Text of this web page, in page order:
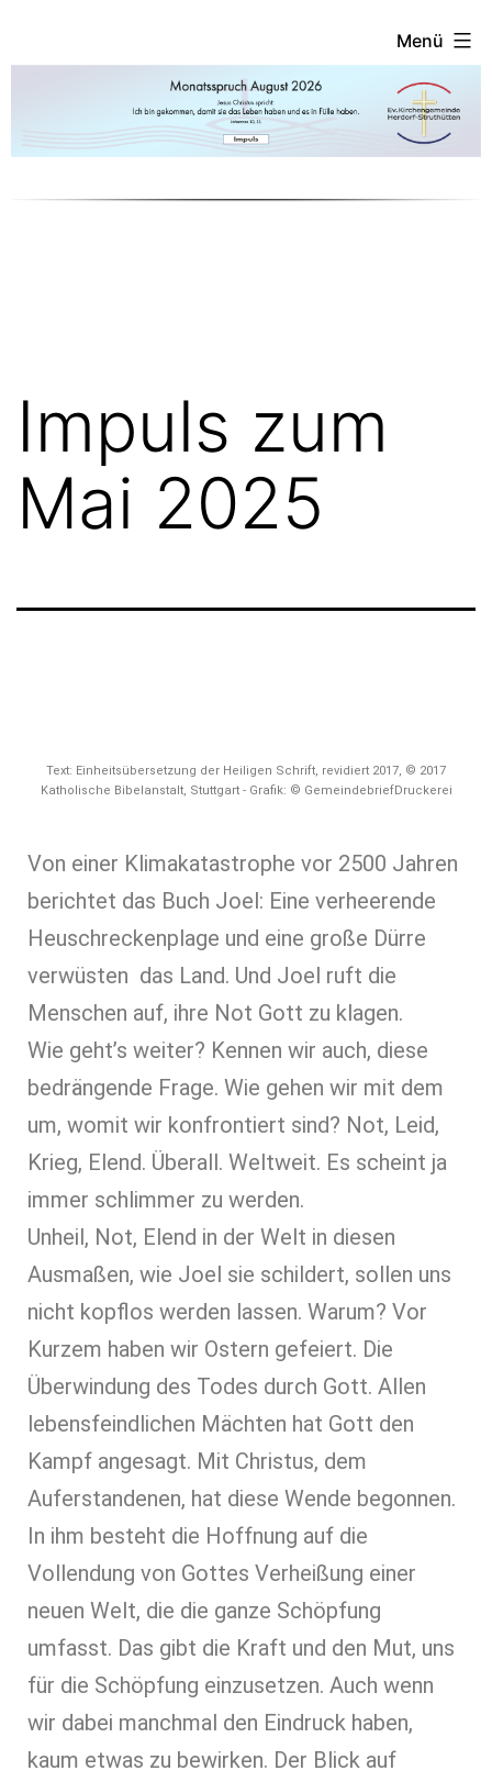
Menü
Impuls zum
Mai 2025
Text: Einheitsübersetzung der Heiligen Schrift, revidiert 2017, © 2017
Katholische Bibelanstalt, Stuttgart - Grafik: © GemeindebriefDruckerei
Von einer Klimakatastrophe vor 2500 Jahren
berichtet das Buch Joel: Eine verheerende
Heuschreckenplage und eine große Dürre
verwüsten das Land. Und Joel ruft die
Menschen auf, ihre Not Gott zu klagen.
Wie geht’s weiter? Kennen wir auch, diese
bedrängende Frage. Wie gehen wir mit dem
um, womit wir konfrontiert sind? Not, Leid,
Krieg, Elend. Überall. Weltweit. Es scheint ja
immer schlimmer zu werden.
Unheil, Not, Elend in der Welt in diesen
Ausmaßen, wie Joel sie schildert, sollen uns
nicht kopflos werden lassen. Warum? Vor
Kurzem haben wir Ostern gefeiert. Die
Überwindung des Todes durch Gott. Allen
lebensfeindlichen Mächten hat Gott den
Kampf angesagt. Mit Christus, dem
Auferstandenen, hat diese Wende begonnen.
In ihm besteht die Hoffnung auf die
Vollendung von Gottes Verheißung einer
neuen Welt, die die ganze Schöpfung
umfasst. Das gibt die Kraft und den Mut, uns
für die Schöpfung einzusetzen. Auch wenn
wir dabei manchmal den Eindruck haben,
kaum etwas zu bewirken. Der Blick auf